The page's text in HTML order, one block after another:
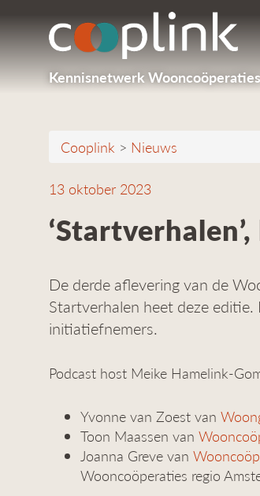
Kennisnetwerk Wooncoöperaties
Cooplink > Nieuws
13 oktober 2023
De derde aflevering van de
Startverhalen heet deze editie.
initiatiefnemers.
Podcast host Meike Hamelink-
Yvonne van Zoest van
Toon Maassen van
Joanna Greve van
Wooncoöperaties regio